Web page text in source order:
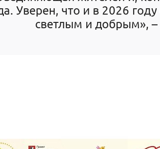
Уверен, что и в 2026
светлым и добрым»,